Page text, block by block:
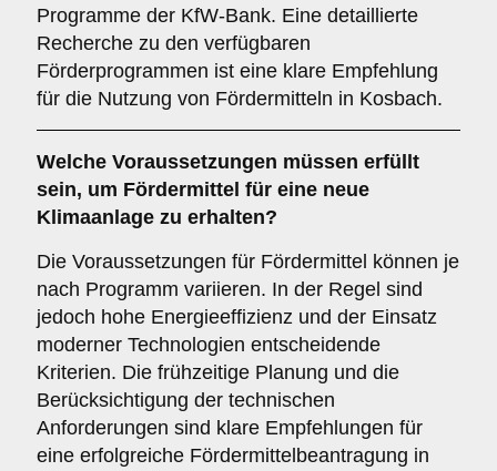
Programme der KfW-Bank. Eine detaillierte
Recherche zu den verfügbaren
Förderprogrammen ist eine klare Empfehlung
für die Nutzung von Fördermitteln in Kosbach.
Welche Voraussetzungen müssen erfüllt
sein, um Fördermittel für eine neue
Klimaanlage zu erhalten?
Die Voraussetzungen für Fördermittel können je
nach Programm variieren. In der Regel sind
jedoch hohe Energieeffizienz und der Einsatz
moderner Technologien entscheidende
Kriterien. Die frühzeitige Planung und die
Berücksichtigung der technischen
Anforderungen sind klare Empfehlungen für
eine erfolgreiche Fördermittelbeantragung in